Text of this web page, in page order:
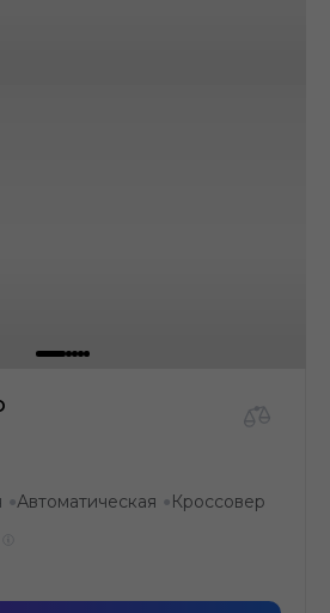
●Автоматическая ● Кроссовер